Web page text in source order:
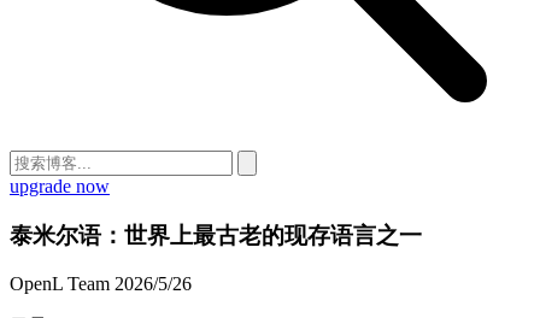
upgrade now
泰米尔语：世界上最古老的现存语言之一
OpenL Team 2026/5/26